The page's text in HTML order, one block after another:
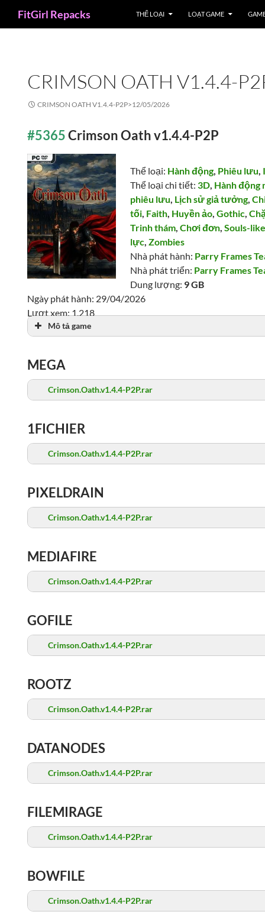
FitGirl Repacks THỂ LOẠI LOẠT GAME
CRIMSON OATH V1.4.4-
CRIMSON OATH V1.4.4-P2P>12/05/2026
#5365Crimson Oath v1.4.4-P2P
Thể loại: Hành động, Phiêu lưu,
Thể loại chi tiết: 3D, Hành động
phiêu lưu, Lịch sử giả tưởng,
tối, Faith, Huyền ảo,Gothic,
Trinh thám,Chơi đơn,Souls-
lực,Zombies
Nhà phát hành: Parry Frames
Nhà phát triển: Parry Frames
Dung lượng: 9 GB
Ngày phát hành: 29/04/2026
Lượt xem: 1,218
Mô tả game
MEGA
Crimson.Oath.v1.4.4-P2P.rar
1FICHIER
Crimson.Oath.v1.4.4-P2P.rar
PIXELDRAIN
Crimson.Oath.v1.4.4-P2P.rar
MEDIAFIRE
Crimson.Oath.v1.4.4-P2P.rar
GOFILE
Crimson.Oath.v1.4.4-P2P.rar
ROOTZ
Crimson.Oath.v1.4.4-P2P.rar
DATANODES
Crimson.Oath.v1.4.4-P2P.rar
FILEMIRAGE
Crimson.Oath.v1.4.4-P2P.rar
BOWFILE
Crimson.Oath.v1.4.4-P2P.rar